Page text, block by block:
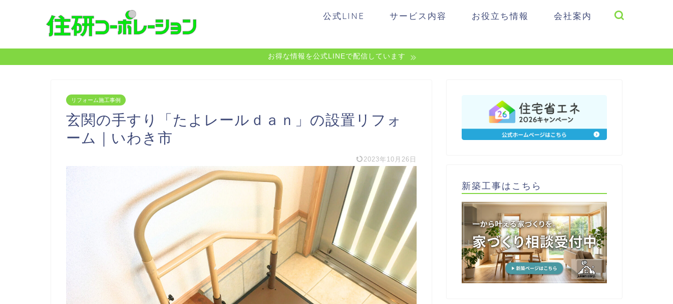
公式LINE サービス内容 お役立ち情報 会社案内
お得な情報を公式LINEで配信しています
リフォーム施工事例
玄関の手すり「たよレールｄａｎ」の設置リフォ
ーム｜いわき市
2023年10月26日
新築工事はこちら